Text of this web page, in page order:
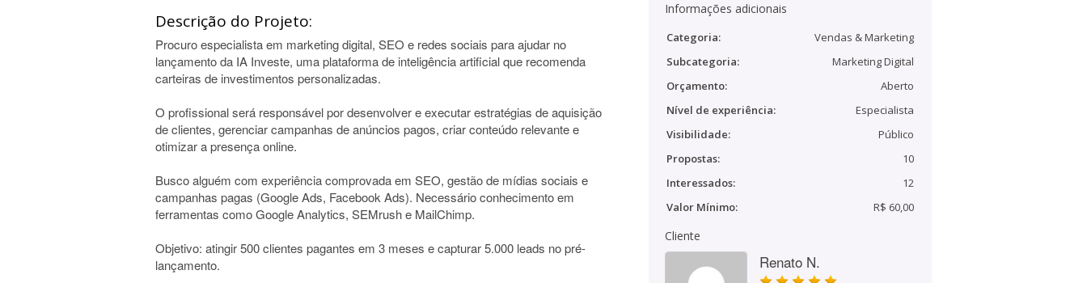
Descrição do Projeto:
Procuro especialista em marketing digital, SEO e redes sociais para ajudar no
lançamento da IA Investe, uma plataforma de inteligência artificial que recomenda
carteiras de investimentos personalizadas.
O profissional será responsável por desenvolver e executar estratégias de aquisição
de clientes, gerenciar campanhas de anúncios pagos, criar conteúdo relevante e
otimizar a presença online.
Busco alguém com experiência comprovada em SEO, gestão de mídias sociais e
campanhas pagas (Google Ads, Facebook Ads). Necessário conhecimento em
ferramentas como Google Analytics, SEMrush e MailChimp.
Objetivo: atingir 500 clientes pagantes em 3 meses e capturar 5.000 leads no pré-
lançamento.
Informações adicionais
Categoria:
Vendas & Marketing
Subcategoria:
Marketing Digital
Orçamento:
Aberto
Nível de experiência:
Especialista
Visibilidade:
Público
Propostas:
10
Interessados:
12
Valor Mínimo:
R$ 60,00
Cliente
Renato N.